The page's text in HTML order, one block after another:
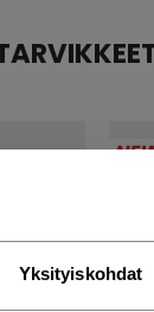
Yksityiskohdat